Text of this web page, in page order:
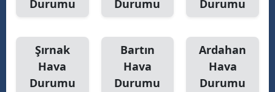
Durumu
Durumu
Durumu
Şırnak
Hava
Durumu
Bartın
Hava
Durumu
Ardahan
Hava
Durumu